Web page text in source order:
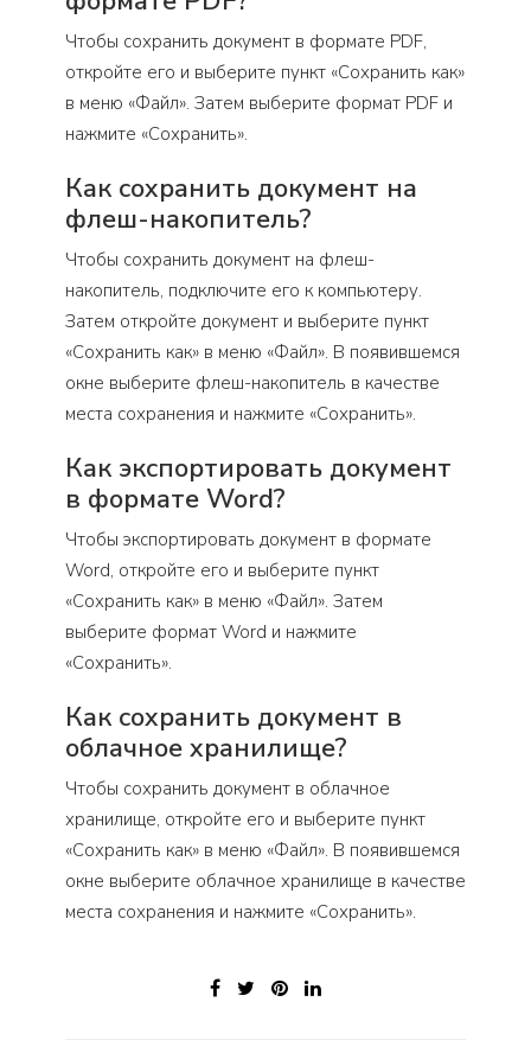
Чтобы сохранить документ в формате PDF,
откройте его и выберите пункт «Сохранить как»
в меню «Файл». Затем выберите формат PDF и
нажмите «Сохранить».
Как сохранить документ на
флеш-накопитель?
Чтобы сохранить документ на флеш-
накопитель, подключите его к компьютеру.
Затем откройте документ и выберите пункт
«Сохранить как» в меню «Файл». В появившемся
окне выберите флеш-накопитель в качестве
места сохранения и нажмите «Сохранить».
Как экспортировать документ
в формате Word?
Чтобы экспортировать документ в формате
Word, откройте его и выберите пункт
«Сохранить как» в меню «Файл». Затем
выберите формат Word и нажмите
«Сохранить».
Как сохранить документ в
облачное хранилище?
Чтобы сохранить документ в облачное
хранилище, откройте его и выберите пункт
«Сохранить как» в меню «Файл». В появившемся
окне выберите облачное хранилище в качестве
места сохранения и нажмите «Сохранить».